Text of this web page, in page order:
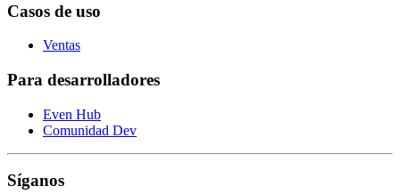
Casos de uso
Ventas
Para desarrolladores
Even Hub
Comunidad Dev
Síganos